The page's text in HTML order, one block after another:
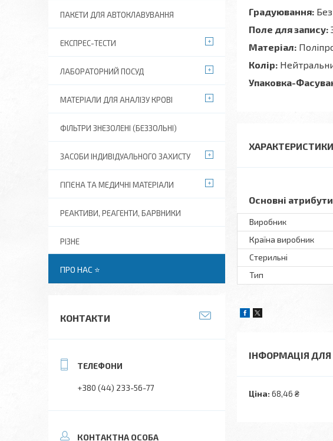
Градуювання:
Поле для запису:
Матеріал:
Колір:
Упаковка-
ХАРАКТЕРИСТИКИ
Основні атрибути
Виробник
Країна виробник
Стерильні
Тип
ІНФОРМАЦІЯ
Ціна: 68,46 ₴
ПАКЕТИ ДЛЯ АВТОКЛАВУВАННЯ
ЕКСПРЕС-ТЕСТИ
ЛАБОРАТОРНИЙ ПОСУД
МАТЕРІАЛИ ДЛЯ АНАЛІЗУ КРОВІ
ФІЛЬТРИ ЗНЕЗОЛЕНІ (БЕЗЗОЛЬНІ)
ЗАСОБИ ІНДИВІДУАЛЬНОГО ЗАХИСТУ
ГІГІЄНА ТА МЕДИЧНІ МАТЕРІАЛИ
РЕАКТИВИ, РЕАГЕНТИ, БАРВНИКИ
РІЗНЕ
ПРО НАС ⭐
КОНТАКТИ
+380 (44) 233-56-77